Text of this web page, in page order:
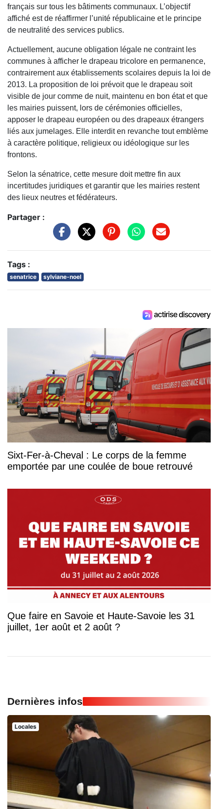
français sur tous les bâtiments communaux. L’objectif
affiché est de réaffirmer l’unité républicaine et le principe
de neutralité des services publics.
Actuellement, aucune obligation légale ne contraint les
communes à afficher le drapeau tricolore en permanence,
contrairement aux établissements scolaires depuis la loi de
2013. La proposition de loi prévoit que le drapeau soit
visible de jour comme de nuit, maintenu en bon état et que
les mairies puissent, lors de cérémonies officielles,
apposer le drapeau européen ou des drapeaux étrangers
liés aux jumelages. Elle interdit en revanche tout emblème
à caractère politique, religieux ou idéologique sur les
frontons.
Selon la sénatrice, cette mesure doit mettre fin aux
incertitudes juridiques et garantir que les mairies restent
des lieux neutres et fédérateurs.
Partager :
Tags :
senatrice sylviane-noel
Sixt-Fer-à-Cheval : Le corps de la femme
emportée par une coulée de boue retrouvé
Que faire en Savoie et Haute-Savoie les 31
juillet, 1er août et 2 août ?
Dernières infos
Locales